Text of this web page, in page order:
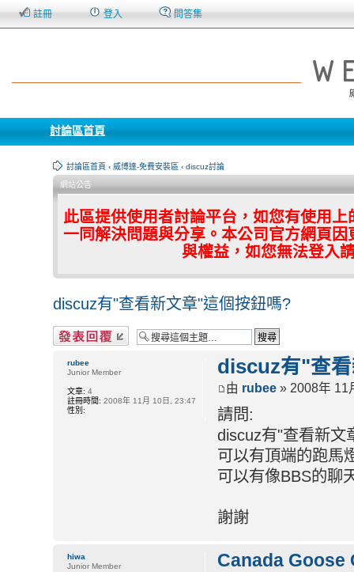
註冊 登入 問答集
討論區首頁
討論區首頁 ‹ 威博達-免費安裝區 ‹ discuz討論
網站公告
此區提供使用者討論平台，如您有使用
一同解決問題與分享。本公司官方網頁
與權益，如您無法登入
discuz有"查看新文章"這個按鈕嗎?
發表回覆
discuz有"查
由 rubee » 2008年 11
請問:
discuz有"查看新文
可以有頂端的跑馬
可以有像BBS的聊
謝謝
rubee
Junior Member
文章: 4
註冊時間: 2008年 11月 10日, 23:47
性別:
Canada Goose
hiwa
Junior Member